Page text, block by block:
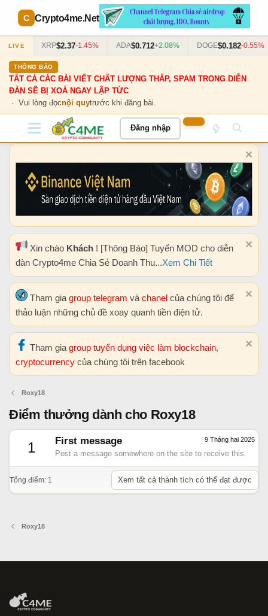
Crypto4me.Net
LIVE XRP $2.37-1.45% ADA$0.712+2.08% DOGE$0.182-0.55%
THÔNG BÁO
TẤT CẢ CÁC BÀI VIẾT CHẤT LƯỢNG THẤP, SPAM TRONG DIỄN
ĐÀN SẼ BỊ XOÁ NGAY LẬP TỨC
· Vui lòng đọcnội quytrước khi đăng bài.
Đăng nhập
Xin chào Khách ! [Thông Báo] Tuyển MOD cho diễn
đàn Crypto4me Chia Sẻ Doanh Thu...Xem Chi Tiết
Tham gia group telegram và chanel của chúng tôi để
thảo luận những chủ đề xoay quanh tiền điện tử.
Tham gia group tuyển dụng việc làm blockchain,
cryptocurrency của chúng tôi trên facebook
Roxy18
Điểm thưởng dành cho Roxy18
1 9 Tháng hai 2025
First message
Post a message somewhere on the site to receive this.
Tổng điểm: 1 Xem tất cả thành tích có thể đạt được
Roxy18